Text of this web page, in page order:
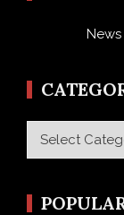
Category